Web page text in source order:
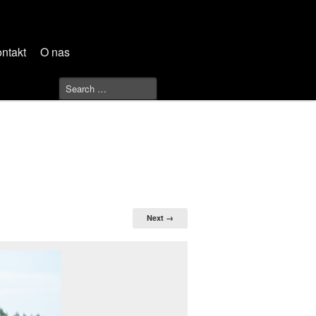
O nas
Next →